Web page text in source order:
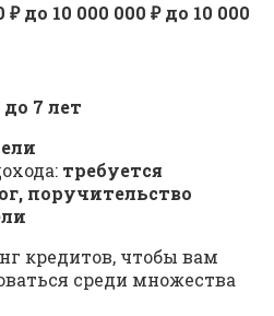
₽ до 10 000 000 ₽ до 10 000
до 7 лет
требуется
поручительство
кредитов, чтобы вам
среди множества